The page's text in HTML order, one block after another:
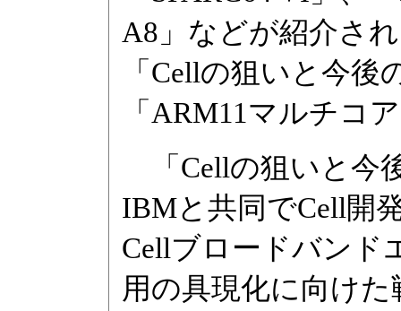
A8」などが紹介さ
「Cellの狙いと今
「ARM11マルチコ
「Cellの狙いと今
IBMと共同でCell開
Cellブロードバンド
用の具現化に向け